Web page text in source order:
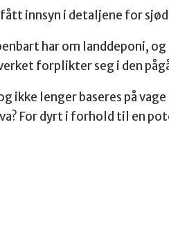
innsyn i detaljene for
har om landdeponi,
forplikter seg i den
lenger baseres på
For dyrt i forhold til en